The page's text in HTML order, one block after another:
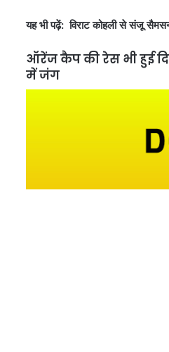
यह भी पढ़ें: विराट कोहली से संजू
ऑरेंज कैप की रेस भी हुई
में जंग